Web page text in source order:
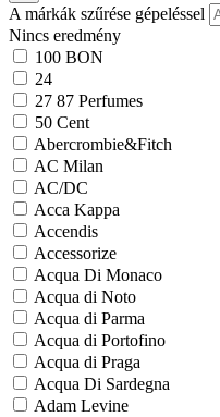
A márkák szűrése gépeléssel
Nincs eredmény
100 BON
24
27 87 Perfumes
50 Cent
Abercrombie&Fitch
AC Milan
AC/DC
Acca Kappa
Accendis
Accessorize
Acqua Di Monaco
Acqua di Noto
Acqua di Parma
Acqua di Portofino
Acqua di Praga
Acqua Di Sardegna
Adam Levine